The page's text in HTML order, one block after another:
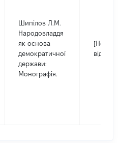
Шипілов Л.М.
Народовладдя
як основа
демократичної
держави:
Монографія.
[Не
відомо]